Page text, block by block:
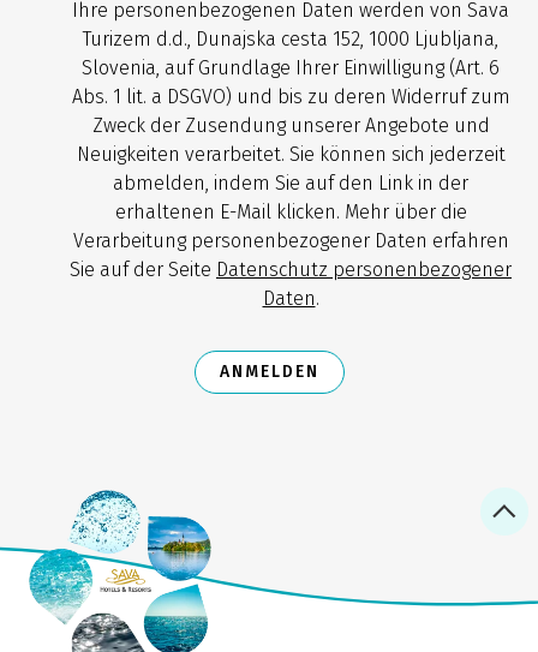
Ihre personenbezogenen Daten werden von Sava
Turizem d.d., Dunajska cesta 152, 1000 Ljubljana,
Slovenia, auf Grundlage Ihrer Einwilligung (Art. 6
Abs. 1 lit. a DSGVO) und bis zu deren Widerruf zum
Zweck der Zusendung unserer Angebote und
Neuigkeiten verarbeitet. Sie können sich jederzeit
abmelden, indem Sie auf den Link in der
erhaltenen E-Mail klicken. Mehr über die
Verarbeitung personenbezogener Daten erfahren
Sie auf der Seite Datenschutz personenbezogener
Daten.
ANMELDEN